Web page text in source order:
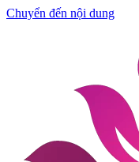
Chuyển đến nội dung